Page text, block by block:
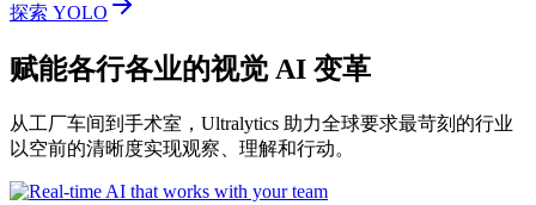
探索 YOLO
赋能各行各业的视觉 AI 变革
从工厂车间到手术室，Ultralytics 助力全球要求最苛刻的行业
以空前的清晰度实现观察、理解和行动。